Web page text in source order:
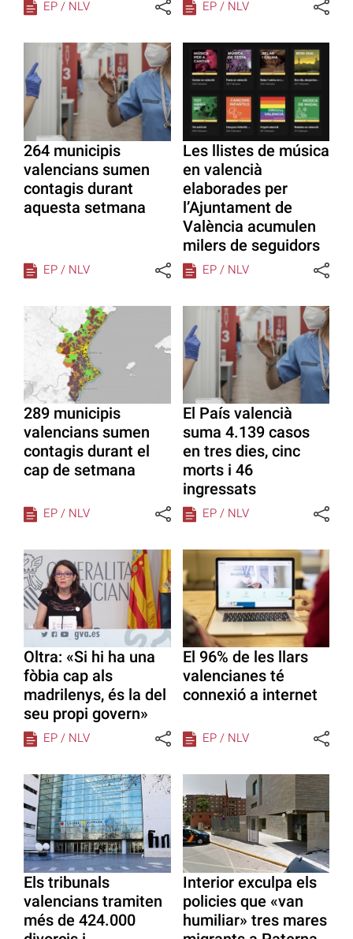
EP / NLV EP / NLV
264 municipis
valencians sumen
contagis durant
aquesta setmana
EP / NLV
Les llistes de música
en valencià
elaborades per
l’Ajuntament de
València acumulen
milers de seguidors
EP / NLV
289 municipis
valencians sumen
contagis durant el
cap de setmana
EP / NLV
El País valencià
suma 4.139 casos
en tres dies, cinc
morts i 46
ingressats
EP / NLV
Oltra: «Si hi ha una
fòbia cap als
madrilenys, és la del
seu propi govern»
EP / NLV
El 96% de les llars
valencianes té
connexió a internet
EP / NLV
Els tribunals
valencians tramiten
més de 424.000
Interior exculpa els
policies que «van
humiliar» tres mares